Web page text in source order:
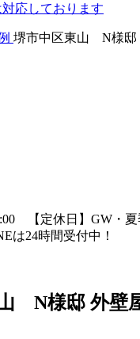
応しております
堺市中区東山 N様邸
【定休日】GW・
24時間受付中！
N様邸 外壁